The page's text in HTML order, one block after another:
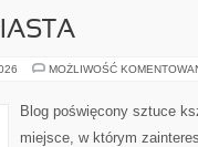
MOŻLIWOŚĆ
Blog poświęcony sztuce
miejsce, w którym